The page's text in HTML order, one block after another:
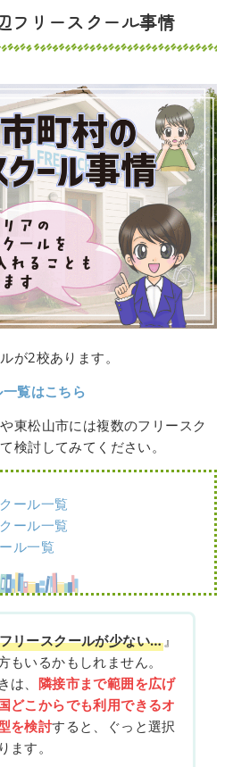
フリースクール事情
が2校あります。
覧はこちら
東松山市には複数のフリースク
検討してみてください。
ール一覧
ール一覧
ル一覧
リースクールが少ない…』
もいるかもしれません。
は、 隣接市まで範囲を広げ
どこからでも利用できるオ
を検討すると、ぐっと選択
ます。